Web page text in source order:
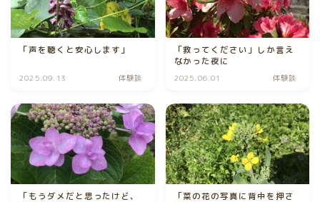
「声を聴くと安心します」
2025.09.13 体験談
「救ってください」しか言え
なかった夜に
2025.06.01 体験談
「もうダメだと思ったけど、
「菜の花の写真に背中を押さ